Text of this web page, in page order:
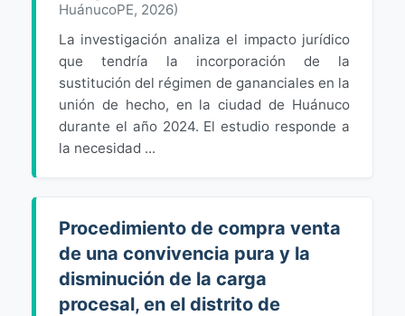
HuánucoPE, 2026)
La investigación analiza el impacto jurídico
que tendría la incorporación de la
sustitución del régimen de gananciales en la
unión de hecho, en la ciudad de Huánuco
durante el año 2024. El estudio responde a
la necesidad ...
Procedimiento de compra venta
de una convivencia pura y la
disminución de la carga
procesal, en el distrito de